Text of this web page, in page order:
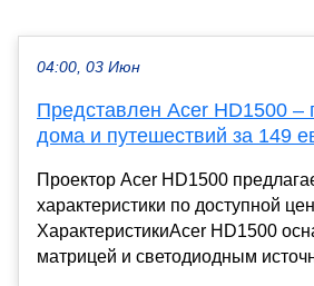
04:00, 03 Июн
Представлен Acer HD1500 –
дома и путешествий за 149
Проектор Acer HD1500
характеристики по доступной
ХарактеристикиAcer HD1500
матрицей и светодиодным